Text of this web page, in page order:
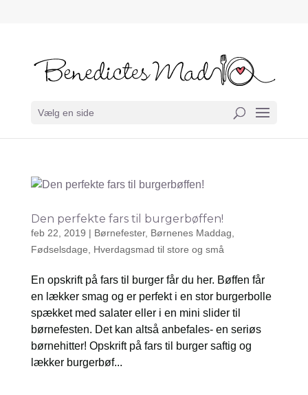
Vælg en side
Den perfekte fars til burgerbøffen!
feb 22, 2019 | Børnefester, Børnenes Maddag
Fødselsdage
Hverdagsmad til store og små
En opskrift på fars til burger får du her. Bøffen får
en lækker smag og er perfekt i en stor burgerbolle
spækket med salater eller i en mini slider til
børnefesten. Det kan altså anbefales- en seriøs
børnehitter! Opskrift på fars til burger saftig og
lækker burgerbøf...